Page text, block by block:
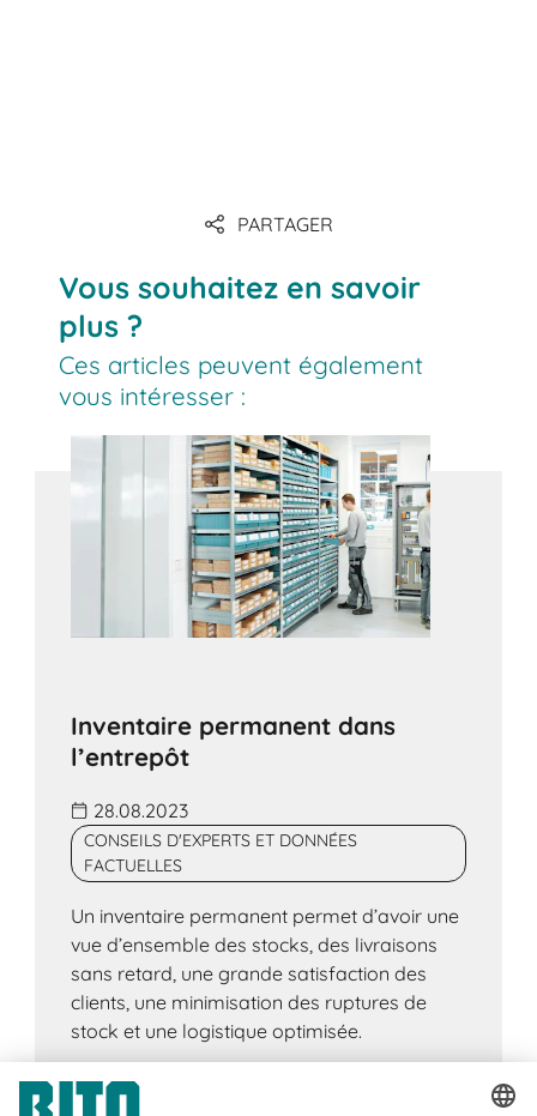
PARTAGER
Vous souhaitez en savoir
plus ?
Ces articles peuvent également
vous intéresser :
Inventaire permanent dans
l’entrepôt
28.08.2023
CONSEILS D'EXPERTS ET DONNÉES
FACTUELLES
Un inventaire permanent permet d’avoir une
vue d’ensemble des stocks, des livraisons
sans retard, une grande satisfaction des
clients, une minimisation des ruptures de
stock et une logistique optimisée.